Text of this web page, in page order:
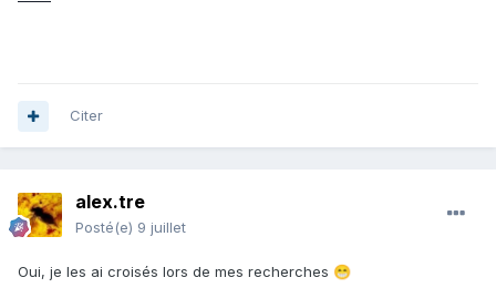
Citer
alex.tre
Posté(e) 9 juillet
Oui, je les ai croisés lors de mes recherches 😁